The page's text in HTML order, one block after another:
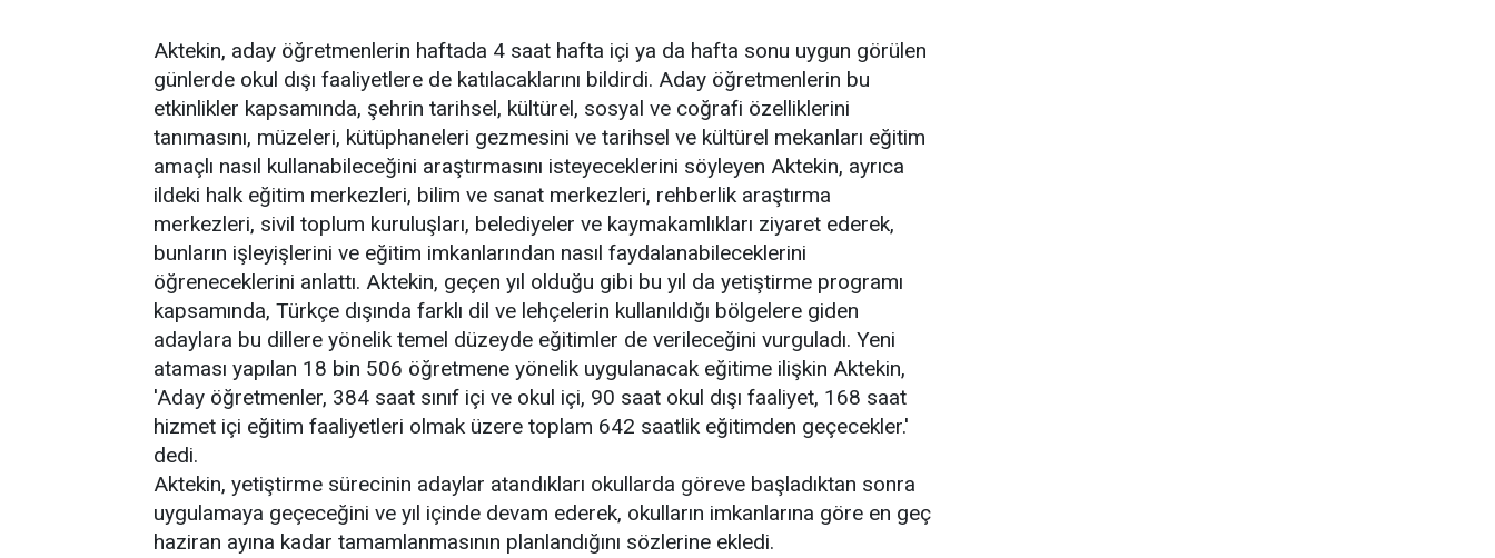
Aktekin, aday öğretmenlerin haftada 4 saat hafta içi ya da hafta sonu uygun görülen
günlerde okul dışı faaliyetlere de katılacaklarını bildirdi. Aday öğretmenlerin bu
etkinlikler kapsamında, şehrin tarihsel, kültürel, sosyal ve coğrafi özelliklerini
tanımasını, müzeleri, kütüphaneleri gezmesini ve tarihsel ve kültürel mekanları eğitim
amaçlı nasıl kullanabileceğini araştırmasını isteyeceklerini söyleyen Aktekin, ayrıca
ildeki halk eğitim merkezleri, bilim ve sanat merkezleri, rehberlik araştırma
merkezleri, sivil toplum kuruluşları, belediyeler ve kaymakamlıkları ziyaret ederek,
bunların işleyişlerini ve eğitim imkanlarından nasıl faydalanabileceklerini
öğreneceklerini anlattı. Aktekin, geçen yıl olduğu gibi bu yıl da yetiştirme programı
kapsamında, Türkçe dışında farklı dil ve lehçelerin kullanıldığı bölgelere giden
adaylara bu dillere yönelik temel düzeyde eğitimler de verileceğini vurguladı. Yeni
ataması yapılan 18 bin 506 öğretmene yönelik uygulanacak eğitime ilişkin Aktekin,
'Aday öğretmenler, 384 saat sınıf içi ve okul içi, 90 saat okul dışı faaliyet, 168 saat
hizmet içi eğitim faaliyetleri olmak üzere toplam 642 saatlik eğitimden geçecekler.'
dedi.
Aktekin, yetiştirme sürecinin adaylar atandıkları okullarda göreve başladıktan sonra
uygulamaya geçeceğini ve yıl içinde devam ederek, okulların imkanlarına göre en geç
haziran ayına kadar tamamlanmasının planlandığını sözlerine ekledi.